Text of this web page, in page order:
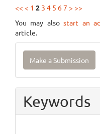
<< < 1 2 3 4 5 67 > >>
You may alsostart an
article.
Make
Submission
Make a Submission
Keywords